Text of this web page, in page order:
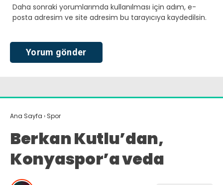
Daha sonraki yorumlarımda kullanılması için adım, e-
posta adresim ve site adresim bu tarayıcıya kaydedilsin.
Ana Sayfa › Spor
Berkan Kutlu’dan,
Konyaspor’a veda